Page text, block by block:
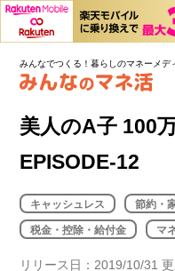
みんなでつくる！暮らしのマネーメデ
美人のA子 100
EPISODE-12
キャッシュレス 節約・
税金・控除・給付金 マ
リリース日：2019/10/31